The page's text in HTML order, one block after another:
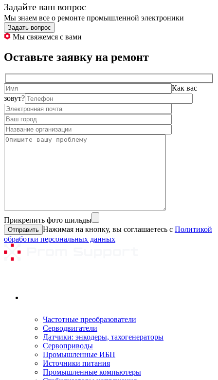
Задайте ваш вопрос
Мы знаем все о ремонте промышленной электроники
Задать вопрос
Мы свяжемся с вами
Оставьте заявку на ремонт
Как вас
зовут?
Прикрепить фото шильды
Нажимая на кнопку, вы соглашаетесь с Политикой
обработки персональных данных
Частотные преобразователи
Серводвигатели
Датчики: энкодеры, тахогенераторы
Сервоприводы
Промышленные ИБП
Источники питания
Промышленные компьютеры